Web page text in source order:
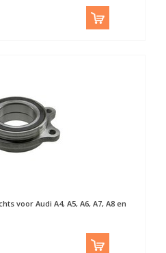
voor Audi A4, A5, A6, A7, A8 en